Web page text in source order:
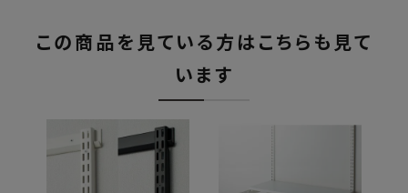
この商品を見ている方はこちらも見て
います